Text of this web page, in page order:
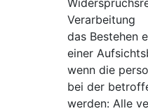
Verarbeitung
das Bestehen
einer
wenn die
bei der
werden: Alle